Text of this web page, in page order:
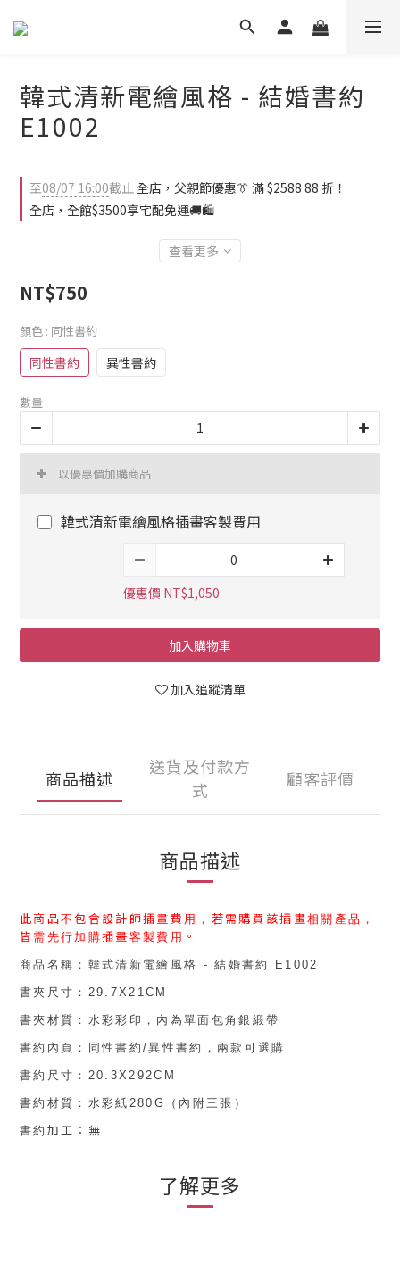
韓式清新電繪風格 - 結婚書約
E1002
至08/07 16:00截止全店，父親節優惠👔 滿 $2588 88 折！
全店，全館$3500享宅配免運🚚🛍️
查看更多
NT$750
顏色 : 同性書約
同性書約 異性書約
數量
以優惠價加購商品
韓式清新電繪風格插畫客製費用
優惠價 NT$1,050
加入購物車
加入追蹤清單
商品描述
送貨及付款方
式
顧客評價
商品描述
此商品不包含設計師插畫費用， 若需購買 該插畫相關產品，
皆需先行加購插畫客製費用 。
商品名稱： 韓式清新電繪風格 - 結婚書約 E1002
書夾尺寸： 29.7X21CM
書夾 材質： 水彩彩印，內為單面包角銀 緞帶
書約內頁：同性書約/異性書約，兩款可選購
書約尺寸： 20.3X292CM
書約 材質： 水彩紙280G（內附三張）
書約 加工：無
了解更多